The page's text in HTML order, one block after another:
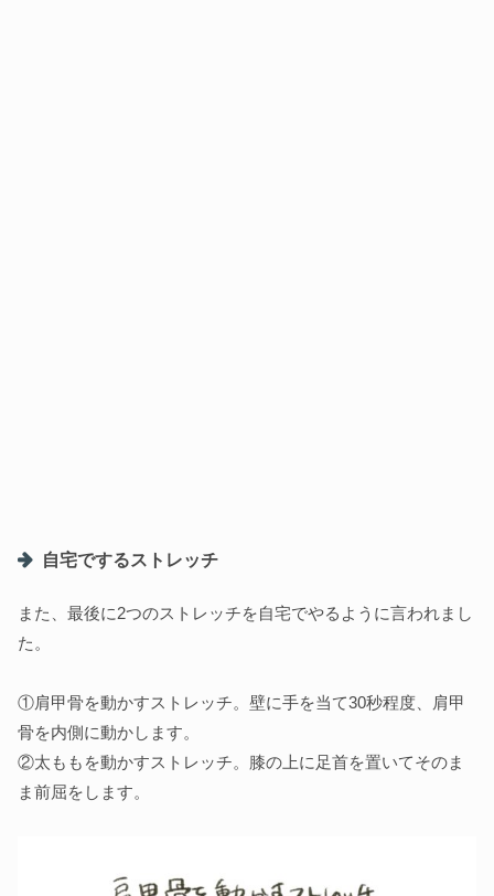
自宅でするストレッチ
また、最後に2つのストレッチを自宅でやるように言われまし
た。
①肩甲骨を動かすストレッチ。壁に手を当て30秒程度、肩甲
骨を内側に動かします。
②太ももを動かすストレッチ。膝の上に足首を置いてそのま
ま前屈をします。